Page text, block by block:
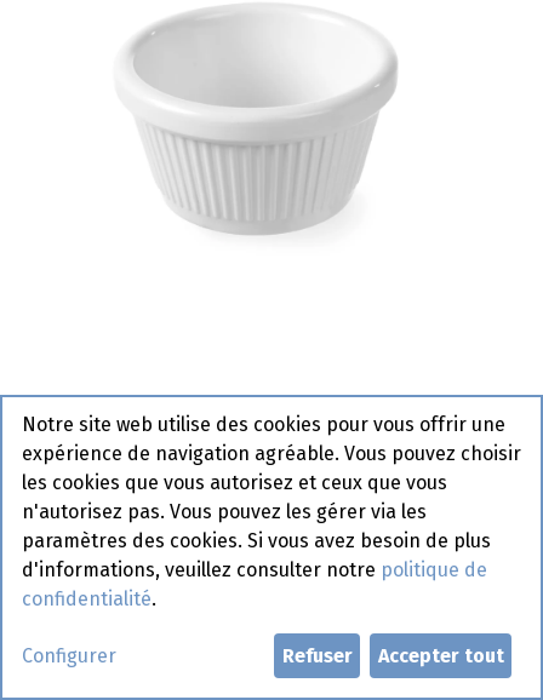
Bac à tapenade Hendi 80 ml
561713
Demander un compte
Notre site web utilise des cookies pour vous offrir une
expérience de navigation agréable. Vous pouvez choisir
les cookies que vous autorisez et ceux que vous
n'autorisez pas. Vous pouvez les gérer via les
paramètres des cookies. Si vous avez besoin de plus
d'informations, veuillez consulter notre politique de
confidentialité.
Configurer Refuser Accepter tout